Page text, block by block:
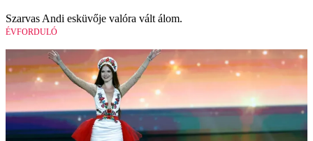
Szarvas Andi esküvője valóra vált álom.
ÉVFORDULÓ